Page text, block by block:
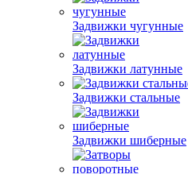
Задвижки чугунные
Задвижки латунные
Задвижки стальные
Задвижки шиберные